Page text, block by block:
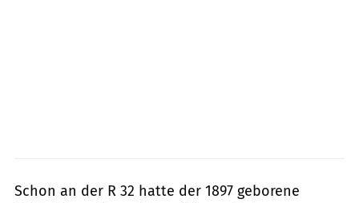
Schon an der R 32 hatte der 1897 geborene